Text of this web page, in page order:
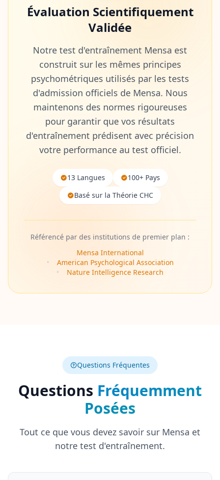
Évaluation Scientifiquement
Validée
Notre test d'entraînement Mensa est
construit sur les mêmes principes
psychométriques utilisés par les tests
d'admission officiels de Mensa. Nous
maintenons des normes rigoureuses
pour garantir que vos résultats
d'entraînement prédisent avec précision
votre performance au test officiel.
13 Langues
100+ Pays
Basé sur la Théorie CHC
Référencé par des institutions de premier plan :
Mensa International
•
American Psychological Association
•
Nature Intelligence Research
Questions Fréquentes
Questions Fréquemment
Posées
Tout ce que vous devez savoir sur Mensa et
notre test d'entraînement.